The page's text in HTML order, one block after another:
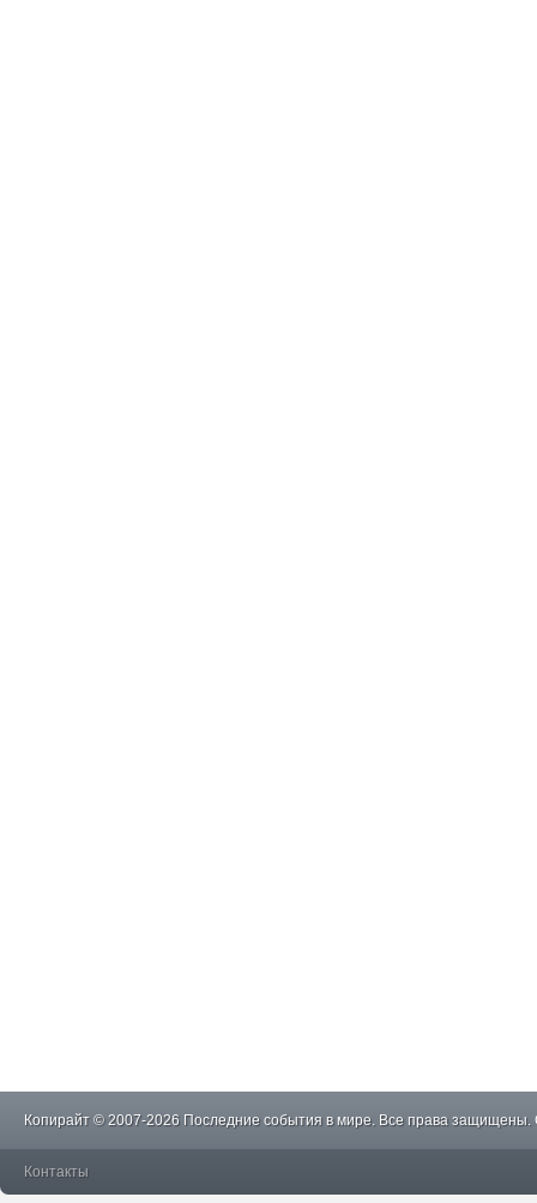
Копирайт © 2007-2026 Последние события в мире. Все права защищены.
Контакты